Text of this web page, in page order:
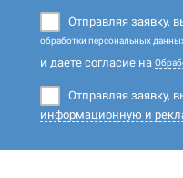
Отправляя заявку,
обработки персональных
и даете согласие на
Отправляя заявку,
информационную и